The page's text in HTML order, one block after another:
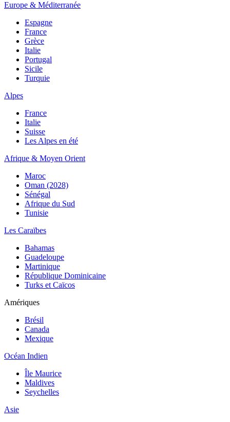
Europe & Méditerranée
Espagne
France
Grèce
Italie
Portugal
Sicile
Turquie
Alpes
France
Italie
Suisse
Les Alpes en été
Afrique & Moyen Orient
Maroc
Oman (2028)
Sénégal
Afrique du Sud
Tunisie
Les Caraïbes
Bahamas
Guadeloupe
Martinique
République Dominicaine
Turks et Caïcos
Amériques
Brésil
Canada
Mexique
Océan Indien
Île Maurice
Maldives
Seychelles
Asie